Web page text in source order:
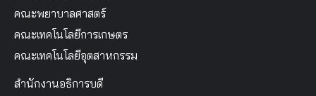
คณะพยาบาลศาสตร์
คณะเทคโนโลยีการเกษตร
คณะเทคโนโลยีอุตสาหกรรม
สำนักงานอธิการบดี